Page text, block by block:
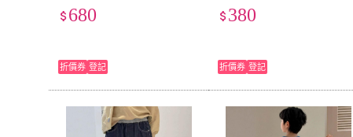
女大童裝 CV2665(牛仔裙腰
680
折價券 登記
26308(藍 深灰)
380
折價券 登記